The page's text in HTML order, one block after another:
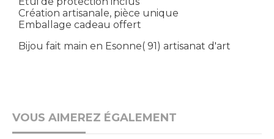
Création artisanale, pièce unique
Emballage cadeau offert
Bijou fait main en Esonne( 91) artisanat d'art
VOUS AIMEREZ ÉGALEMENT